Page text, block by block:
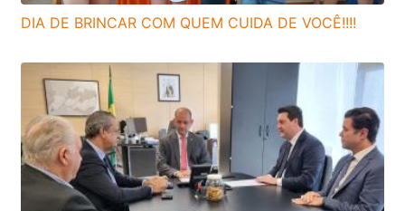
DIA DE BRINCAR COM QUEM CUIDA DE VOCÊ!!!!